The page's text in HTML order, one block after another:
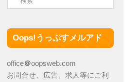
Oops!うっぷすメルアド
office＠oopsweb.com
お問合せ、広告、求人等にご利